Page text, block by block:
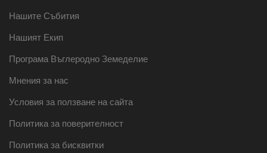
Нашите Събития
Нашият Екип
Програма Въглеродно Земеделие
Мнения за нас
Условия за ползване на сайта
Политика за поверителност
Политика за бисквитки